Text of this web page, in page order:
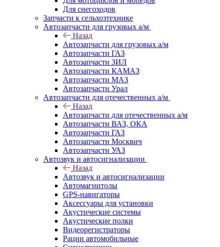
Для снегоходов
Запчасти к сельхозтехнике
Автозапчасти для грузовых а/м
Назад
Автозапчасти для грузовых а/м
Автозапчасти ГАЗ
Автозапчасти ЗИЛ
Автозапчасти КАМАЗ
Автозапчасти МАЗ
Автозапчасти Урал
Автозапчасти для отечественных а/м
Назад
Автозапчасти для отечественных а/м
Автозапчасти ВАЗ, ОКА
Автозапчасти ГАЗ
Автозапчасти Москвич
Автозапчасти УАЗ
Автозвук и автосигнализации
Назад
Автозвук и автосигнализации
Автомагнитолы
GPS-навигаторы
Аксессуары для установки
Акустические системы
Акустические полки
Видеорегистраторы
Рации автомобильные